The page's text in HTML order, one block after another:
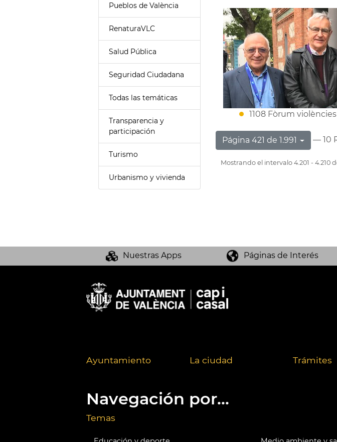
Pueblos de València
RenaturaVLC
Salud Pública
Seguridad Ciudadana
Todas las temáticas
Transparencia y
participación
Turismo
Urbanismo y vivienda
1108 Fòrum
Página 421 de 1.991 — 10
Mostrando el intervalo 4.201 - 4.210
Nuestras Apps Páginas de Interés
Ayuntamiento La ciudad Trámites
Navegación por...
Temas